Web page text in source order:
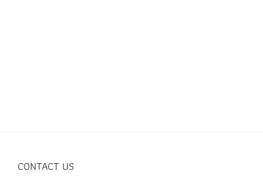
CONTACT US